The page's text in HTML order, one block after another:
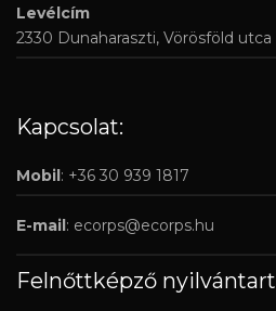
Levélcím
2330 Dunaharaszti, Vörösföld utca
Kapcsolat:
Mobil: +36 30 939 1817
E-mail: ecorps@ecorps.hu
Felnőttképző